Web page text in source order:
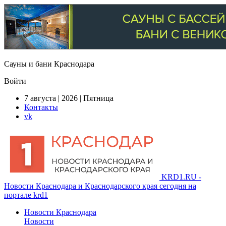
Сауны и бани Краснодара
Войти
7 августа | 2026 | Пятница
Контакты
vk
KRD1.RU -
Новости Краснодара и Краснодарского края сегодня на
портале krd1
Новости Краснодара
Новости